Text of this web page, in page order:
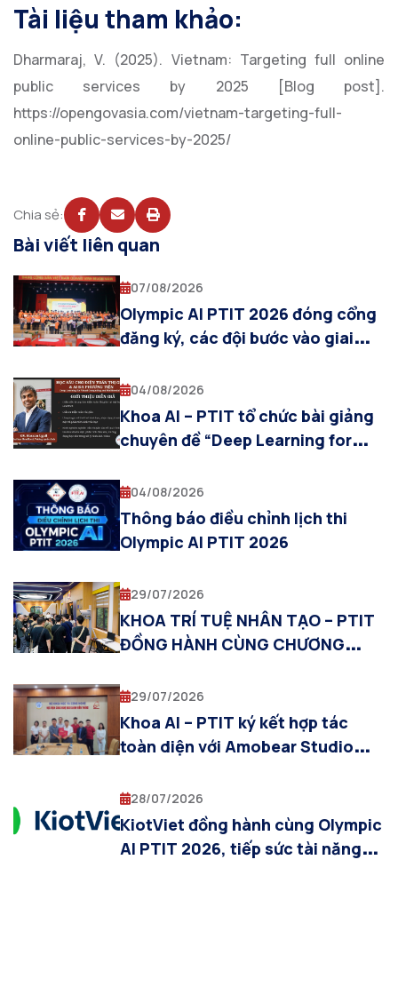
Tài liệu tham khảo:
Dharmaraj, V. (2025). Vietnam: Targeting full online
public services by 2025 [Blog post].
https://opengovasia.com/vietnam-targeting-full-
online-public-services-by-2025/
Chia sẻ:
Bài viết liên quan
07/08/2026
Olympic AI PTIT 2026 đóng cổng
đăng ký, các đội bước vào giai
04/08/2026
Khoa AI – PTIT tổ chức bài giảng
chuyên đề “Deep Learning for
Multimodal AI”
04/08/2026
Thông báo điều chỉnh lịch thi
Olympic AI PTIT 2026
29/07/2026
KHOA TRÍ TUỆ NHÂN TẠO – PTIT
ĐỒNG HÀNH CÙNG CHƯƠNG
PTIT 2026
29/07/2026
Khoa AI – PTIT ký kết hợp tác
toàn diện với Amobear Studio
28/07/2026
KiotViet đồng hành cùng Olympic
AI PTIT 2026, tiếp sức tài năng